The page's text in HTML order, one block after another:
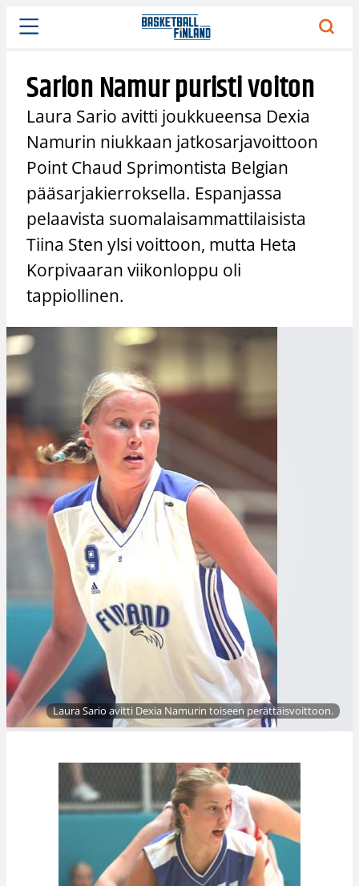
Siirry
sisältöön
Sarion Namur puristi voiton
Laura Sario avitti joukkueensa Dexia
Namurin niukkaan jatkosarjavoittoon
Point Chaud Sprimontista Belgian
pääsarjakierroksella. Espanjassa
pelaavista suomalaisammattilaisista
Tiina Sten ylsi voittoon, mutta Heta
Korpivaaran viikonloppu oli
tappiollinen.
Laura Sario avitti Dexia Namurin toiseen perättäisvoittoon.